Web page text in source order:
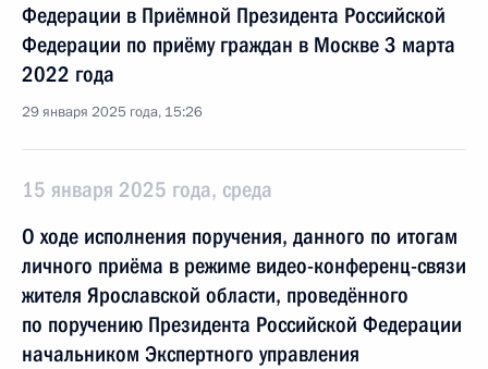
Федерации в Приёмной Президента Российской
Федерации по приёму граждан в Москве 3 марта
2022 года
29 января 2025 года, 15:26
15 января 2025 года, среда
О ходе исполнения поручения, данного по итогам
личного приёма в режиме видео-конференц-связи
жителя Ярославской области, проведённого
по поручению Президента Российской Федерации
начальником Экспертного управления